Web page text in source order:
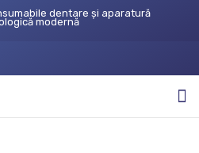
dentare și aparatură
modernă